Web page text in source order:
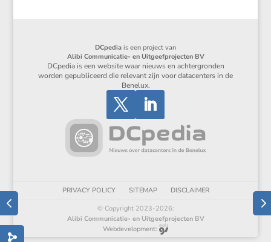
DCpedia is een project van
Alibi Communicatie- en Uitgeefprojecten BV
DCpedia is een website waar nieuws en achtergronden
worden gepubliceerd die relevant zijn voor datacenters in de
Benelux.
PRIVACY POLICY SITEMAP
DISCLAIMER
© Copyright 2023-2026:
Alibi Communicatie- en Uitgeefprojecten BV
Webdevelopment: